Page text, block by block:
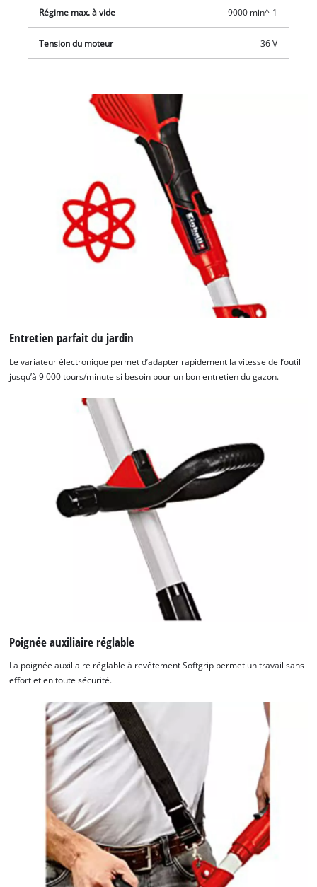
Régime max. à vide 9000 min^-1
Tension du moteur 36 V
Entretien parfait du jardin
Le variateur électronique permet d’adapter rapidement la vitesse de l’outil
jusqu’à 9 000 tours/minute si besoin pour un bon entretien du gazon.
Poignée auxiliaire réglable
La poignée auxiliaire réglable à revêtement Softgrip permet un travail sans
effort et en toute sécurité.